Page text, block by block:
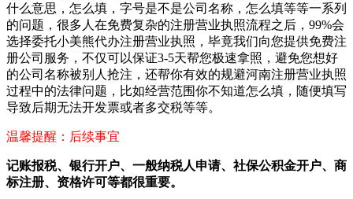
什么意思，怎么填，字号是不是公司名称，怎么填等等一系列
的问题，很多人在免费复杂的注册营业执照流程之后，99%会
选择委托小美熊代办注册营业执照，毕竟我们向您提供免费注
册公司服务，不仅可以保证3-5天帮您极速拿照，避免您想好
的公司名称被别人抢注，还帮你有效的规避河南注册营业执照
过程中的法律问题，比如经营范围你不知道怎么填，随便填写
导致后期无法开发票或者多交税等等。
温馨提醒：后续事宜
记账报税、银行开户、一般纳税人申请、社保公积金开户、商
标注册、资格许可等都很重要。